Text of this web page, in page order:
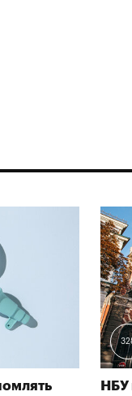
НБУ